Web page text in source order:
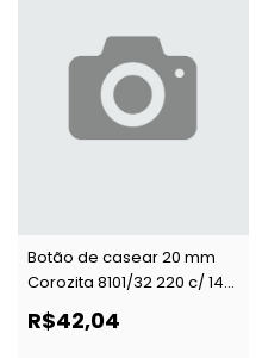
Botão de casear 20 mm
Corozita 8101/32 220 c/ 144
R$42,04